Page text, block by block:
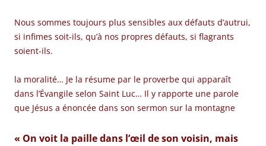
Nous sommes toujours plus sensibles aux défauts d’autrui,
si infimes soit-ils, qu’à nos propres défauts, si flagrants
soient-ils.
la moralité… Je la résume par le proverbe qui apparaît
dans l’Évangile selon Saint Luc… Il y rapporte une parole
que Jésus a énoncée dans son sermon sur la montagne
« On voit la paille dans l’œil de son voisin, mais